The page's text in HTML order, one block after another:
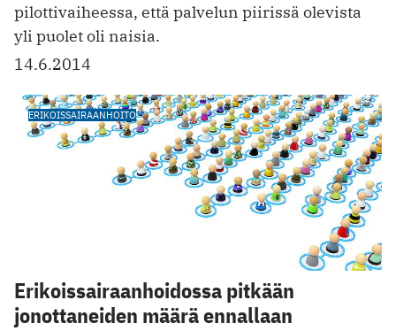
pilottivaiheessa, että palvelun piirissä olevista
yli puolet oli naisia.
14.6.2014
ERIKOISSAIRAANHOITO
Erikoissairaanhoidossa pitkään
jonottaneiden määrä ennallaan